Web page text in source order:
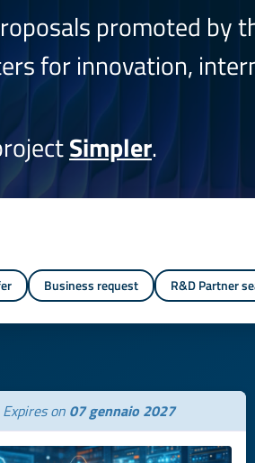
promoted by
for innovation,
Simpler.
Business request R&D Partner
Expires on 07 gennaio 2027